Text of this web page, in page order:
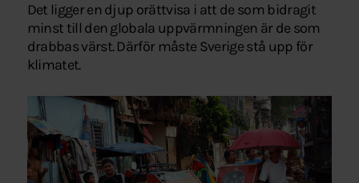
Det ligger en djup orättvisa i att de som bidragit
minst till den globala uppvärmningen är de som
drabbas värst. Därför måste Sverige stå upp för
klimatet.